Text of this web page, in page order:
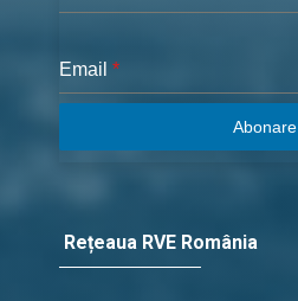
Email *
Abonare
Rețeaua RVE România